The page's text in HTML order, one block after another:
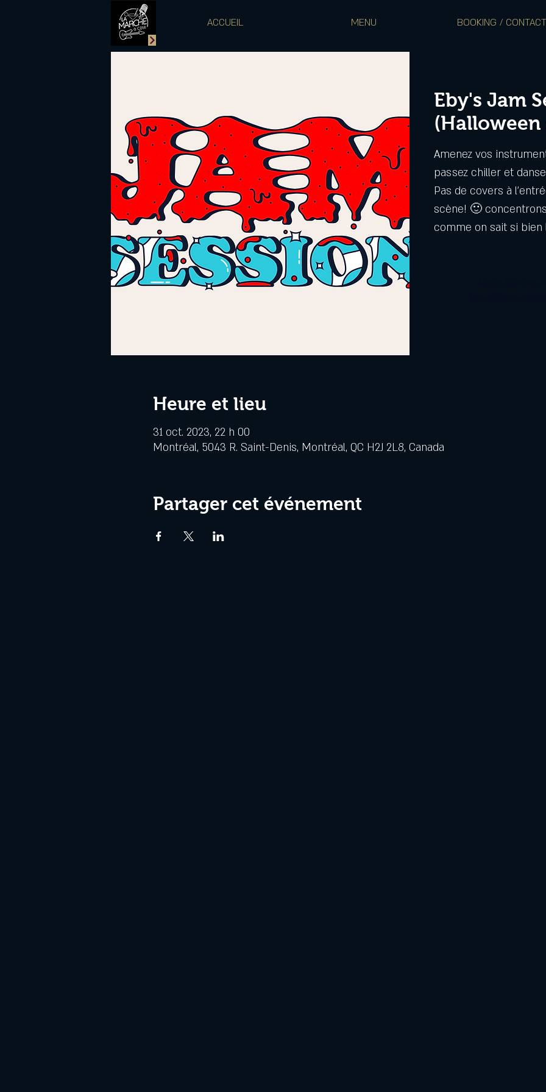
ACCUEIL MENU BOOKING / CONTACT
Eby's Jam
(Halloween
Amenez vos
passez chiller et
Pas de covers à
scène! 🙂
comme on sait si bien
Heure et lieu
31 oct. 2023, 22 h 00
Montréal, 5043 R. Saint-Denis, Montréal, QC H2J 2L8, Canada
Partager cet événement